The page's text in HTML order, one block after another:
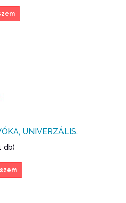
UNIVERZÁLIS.
db)